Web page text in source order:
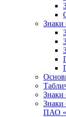
Знаки
Знаки
Знаки
ПАО